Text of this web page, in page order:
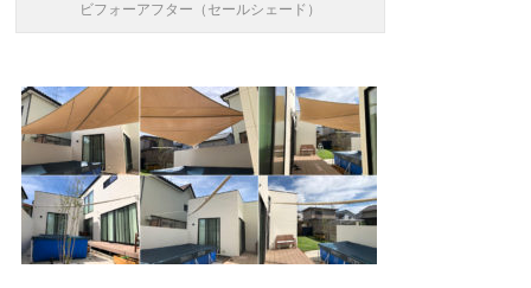
ビフォーアフター（セールシェード）